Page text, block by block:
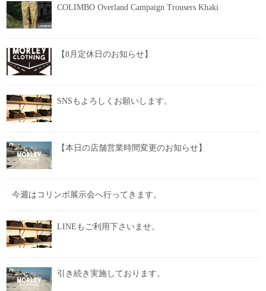
COLIMBO Overland Campaign Trousers Khaki
【8月定休日のお知らせ】
SNSもよろしくお願いします。
【本日の店舗営業時間変更のお知らせ】
今週はコリンボ展示会へ行ってきます。
LINEもご利用下さいませ。
引き続き実施しております。